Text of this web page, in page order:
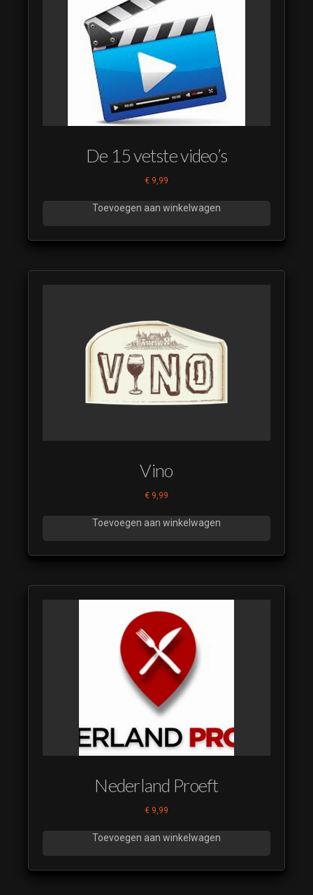
(luistervoorbeeld)
The Voice 2020
Generic Latin 11
(luistervoorbeeld)
(luistervoorbeeld)
The Voice 2020
Generic Latin 13
The Voice 2020
Generic Latin 14
(luistervoorbeeld)
(luistervoorbeeld)
(luistervoorbeeld)
The Voice 2020
Generic Latin 20
(luistervoorbeeld)
Generic Latin 24
(luistervoorbeeld)
Generic Latin 25
Generic Latin 26
The Voice 2020
De 15 vetste video’s
€ 9,99
Toevoegen aan winkelwagen
Vino
€ 9,99
Toevoegen aan winkelwagen
Nederland Proeft
€ 9,99
Toevoegen aan winkelwagen